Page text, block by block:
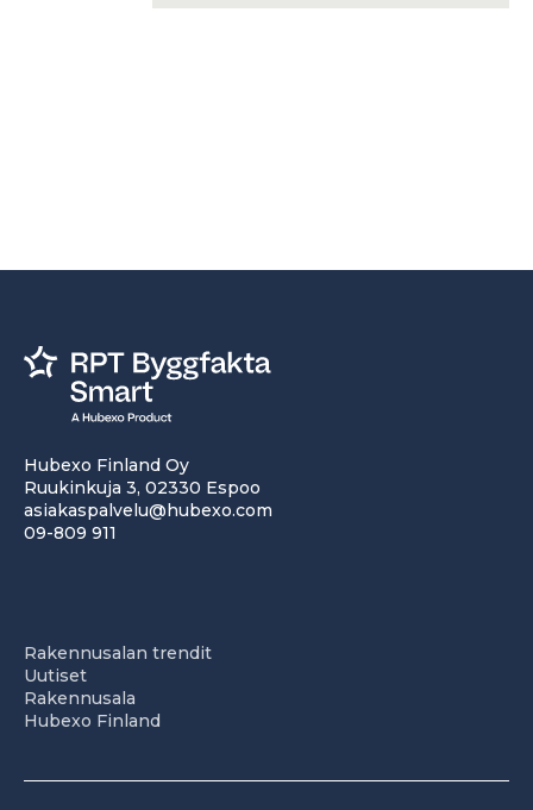
Hubexo Finland Oy
Ruukinkuja 3, 02330 Espoo
asiakaspalvelu@hubexo.com
09-809 911
Rakennusalan trendit
Uutiset
Rakennusala
Hubexo Finland